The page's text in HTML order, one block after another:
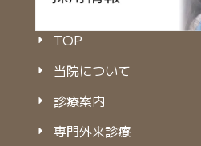
TOP
当院について
診療案内
専門外来診療